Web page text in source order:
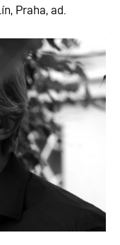
Praha, ad.